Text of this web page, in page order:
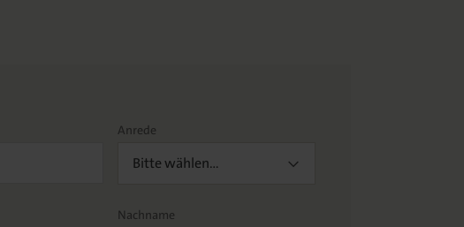
Anrede
Bitte wählen…
Nachname